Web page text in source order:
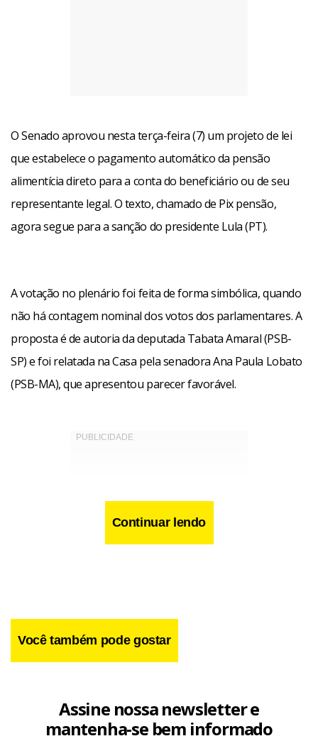
O Senado aprovou nesta terça-feira (7) um projeto de lei
que estabelece o pagamento automático da pensão
alimentícia direto para a conta do beneficiário ou de seu
representante legal. O texto, chamado de Pix pensão,
agora segue para a sanção do presidente Lula (PT).
A votação no plenário foi feita de forma simbólica, quando
não há contagem nominal dos votos dos parlamentares. A
proposta é de autoria da deputada Tabata Amaral (PSB-
SP) e foi relatada na Casa pela senadora Ana Paula Lobato
(PSB-MA), que apresentou parecer favorável.
Tabata usa o termo Pix pensão no projeto de lei por se
Continuar lendo
Você também pode gostar
Assine nossa newsletter e
mantenha-se bem informado